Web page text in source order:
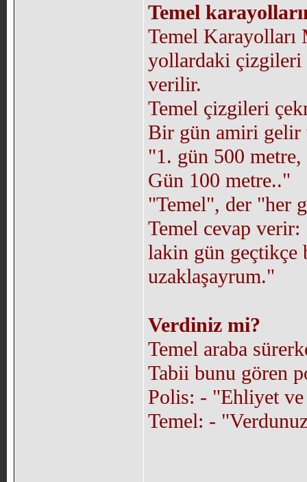
Temel
Temel Karayolları
yollardaki çizgileri
verilir.
Temel çizgileri
Bir gün amiri gelir
"1. gün 500
Gün 100 metre.."
"Temel", der "her
Temel cevap
lakin gün geçtikçe
uzaklaşayrum."
Verdiniz mi?
Temel araba
Tabii bunu gören
Polis: - "Ehliyet
Temel: -